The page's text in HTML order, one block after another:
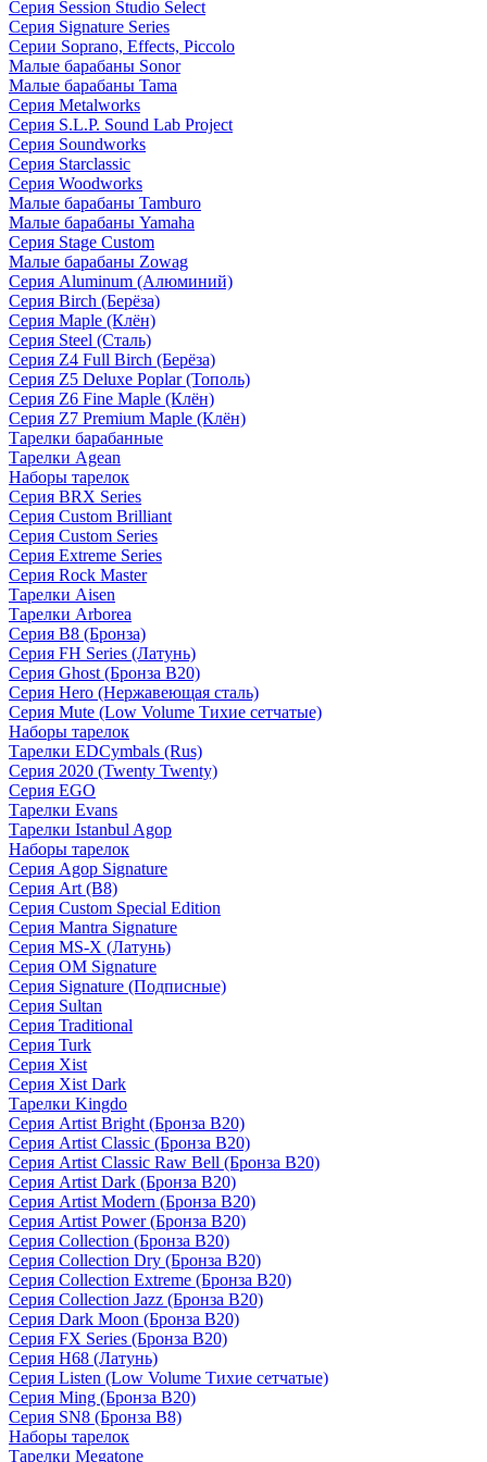
Серия Session Studio Select
Серия Signature Series
Серии Soprano, Effects, Piccolo
Малые барабаны Sonor
Малые барабаны Tama
Серия Metalworks
Серия S.L.P. Sound Lab Project
Серия Soundworks
Серия Starclassic
Серия Woodworks
Малые барабаны Tamburo
Малые барабаны Yamaha
Серия Stage Custom
Малые барабаны Zowag
Серия Aluminum (Алюминий)
Серия Birch (Берёза)
Серия Maple (Клён)
Серия Steel (Сталь)
Серия Z4 Full Birch (Берёза)
Серия Z5 Deluxe Poplar (Тополь)
Серия Z6 Fine Maple (Клён)
Серия Z7 Premium Maple (Клён)
Тарелки барабанные
Тарелки Agean
Наборы тарелок
Серия BRX Series
Серия Custom Brilliant
Серия Custom Series
Серия Extreme Series
Серия Rock Master
Тарелки Aisen
Тарелки Arborea
Серия B8 (Бронза)
Серия FH Series (Латунь)
Серия Ghost (Бронза B20)
Серия Hero (Нержавеющая сталь)
Серия Mute (Low Volume Тихие сетчатые)
Наборы тарелок
Тарелки EDCymbals (Rus)
Серия 2020 (Twenty Twenty)
Серия EGO
Тарелки Evans
Тарелки Istanbul Agop
Наборы тарелок
Серия Agop Signature
Серия Art (B8)
Серия Custom Special Edition
Серия Mantra Signature
Серия MS-X (Латунь)
Серия OM Signature
Серия Signature (Подписные)
Серия Sultan
Серия Traditional
Серия Turk
Серия Xist
Серия Xist Dark
Тарелки Kingdo
Серия Artist Bright (Бронза B20)
Серия Artist Classic (Бронза B20)
Серия Artist Classic Raw Bell (Бронза B20)
Серия Artist Dark (Бронза B20)
Серия Artist Modern (Бронза B20)
Серия Artist Power (Бронза B20)
Серия Collection (Бронза B20)
Серия Collection Dry (Бронза B20)
Серия Collection Extreme (Бронза B20)
Серия Collection Jazz (Бронза B20)
Серия Dark Moon (Бронза B20)
Серия FX Series (Бронза B20)
Серия H68 (Латунь)
Серия Listen (Low Volume Тихие сетчатые)
Серия Ming (Бронза B20)
Серия SN8 (Бронза B8)
Наборы тарелок
Тарелки Megatone